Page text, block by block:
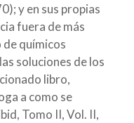
y en sus propias
fuera de más
químicos
soluciones de los
libro,
a como se
Tomo II, Vol. II,